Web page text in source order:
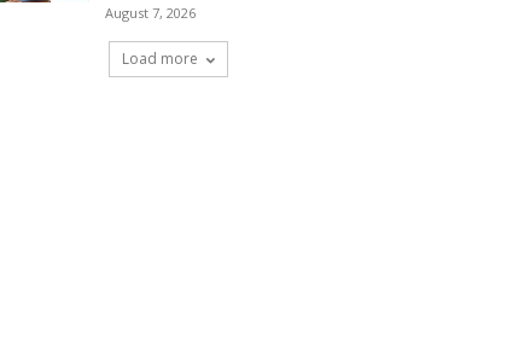
August 7, 2026
Load more